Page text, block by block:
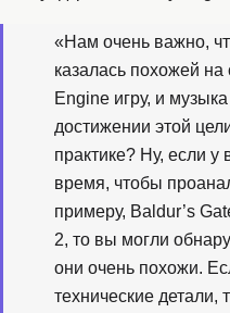
«Нам очень важно,
казалась похожей
Engine игру, и
достижении этой
практике? Ну, если
время, чтобы
примеру, Baldur’s
2, то вы могли
они очень похожи.
технические детали,